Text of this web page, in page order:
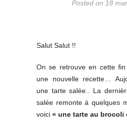
Posted on 18
Salut Salut !!
On se retrouve en cette
une nouvelle recette…
une tarte salée.. La
salée remonte à quelques
voici « une tarte au brocoli